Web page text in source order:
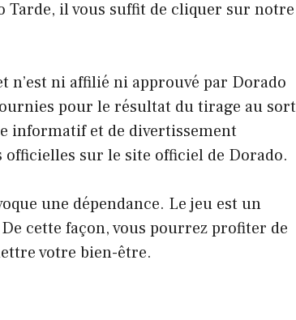
Tarde, il vous suffit de cliquer sur notre
ni affilié ni approuvé par Dorado
pour le résultat du tirage au sort
informatif et de divertissement
sur le site officiel de Dorado.
une dépendance. Le jeu est un
cette façon, vous pourrez profiter de
votre bien-être.